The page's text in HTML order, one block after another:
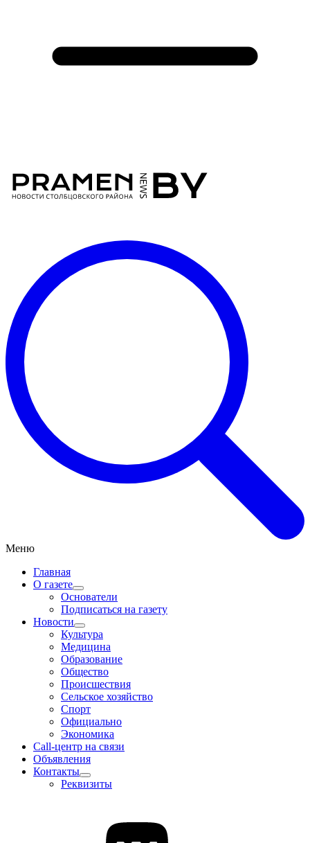
Меню
Главная
О газете
Основатели
Подписаться на газету
Новости
Культура
Медицина
Образование
Общество
Происшествия
Сельское хозяйство
Спорт
Официально
Экономика
Call-центр на связи
Объявления
Контакты
Реквизиты